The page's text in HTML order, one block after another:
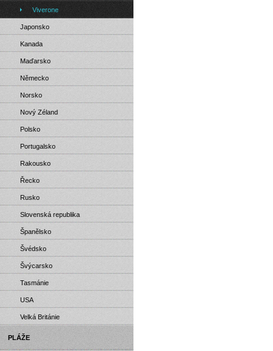
Viverone
Japonsko
Kanada
Maďarsko
Německo
Norsko
Nový Zéland
Polsko
Portugalsko
Rakousko
Řecko
Rusko
Slovenská republika
Španělsko
Švédsko
Švýcarsko
Tasmánie
USA
Velká Británie
PLÁŽE